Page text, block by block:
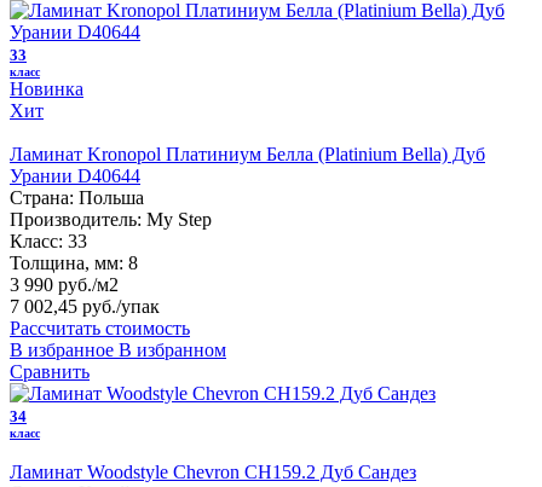
33
класс
Новинка
Хит
Ламинат Kronopol Платиниум Белла (Platinium Bella) Дуб
Урании D40644
Страна: Польша
Производитель: My Step
Класс: 33
Толщина, мм: 8
3 990 руб./м2
7 002,45 руб./упак
Рассчитать стоимость
В избранное В избранном
Сравнить
34
класс
Ламинат Woodstyle Chevron CH159.2 Дуб Сандез